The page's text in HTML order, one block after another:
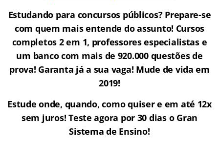
Estudando para concursos públicos? Prepare-se
com quem mais entende do assunto! Cursos
completos 2 em 1, professores especialistas e
um banco com mais de 920.000 questões de
prova! Garanta já a sua vaga! Mude de vida em
2019!
Estude onde, quando, como quiser e em até 12x
sem juros! Teste agora por 30 dias o Gran
Sistema de Ensino!